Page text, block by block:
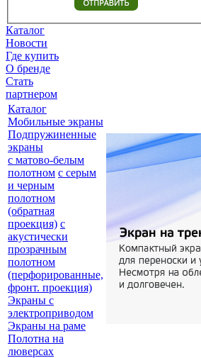
Каталог
Новости
Где купить
О бренде
Стать
партнером
Каталог
Мобильные экраны
Подпружиненные
экраны
с матово-белым
полотном с серым
и черным
полотном
(обратная
проекция) с
акустически
прозрачным
полотном
(перфорированные,
фронт. проекция)
Экраны с
электроприводом
Экраны на раме
Полотна на
люверсах